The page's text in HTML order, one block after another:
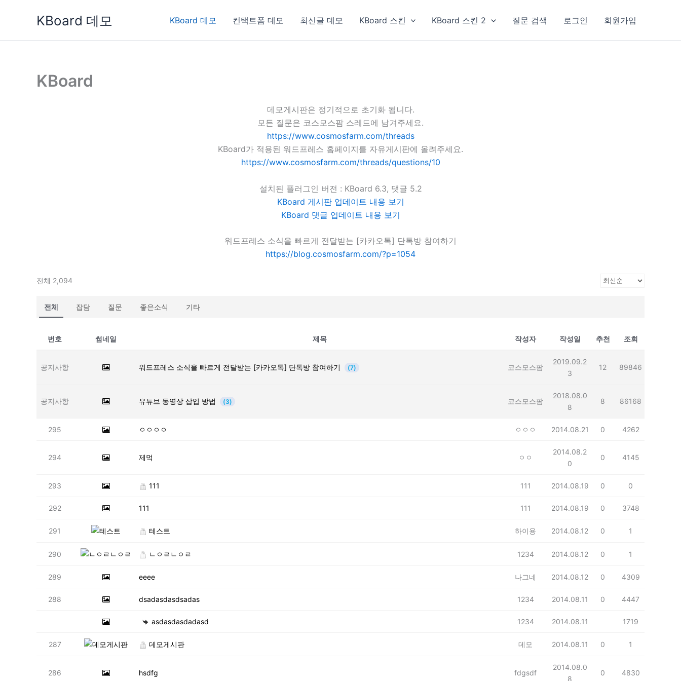
KBoard 데모 KBoard 데모 컨택트폼 데모 최신글 데모 KBoard 스킨 KBoard 스킨 2 질문 검색 로그인 회원가입
KBoard
데모게시판은 정기적으로 초기화 됩니다.
모든 질문은 코스모스팜 스레드에 남겨주세요.
https://www.cosmosfarm.com/threads
KBoard가 적용된 워드프레스 홈페이지를 자유게시판에 올려주세요.
https://www.cosmosfarm.com/threads/questions/10
설치된 플러그인 버전 : KBoard 6.3, 댓글 5.2
KBoard 게시판 업데이트 내용 보기
KBoard 댓글 업데이트 내용 보기
워드프레스 소식을 빠르게 전달받는 [카카오톡] 단톡방 참여하기
https://blog.cosmosfarm.com/?p=1054
전체 2,094
전체 잡담 질문 좋은소식 기타
번호 썸네일 제목 작성자 작성일 추천 조회
공지사항 워드프레스 소식을 빠르게 전달받는 [카카오톡] 단톡방 참여하기 (7) 코스모스팜
2019.09.2
3
12 89846
공지사항 유튜브 동영상 삽입 방법 (3) 코스모스팜
2018.08.0
8
8 86168
295 ㅇㅇㅇㅇ ㅇㅇㅇ 2014.08.21 0 4262
294 제먹 ㅇㅇ
2014.08.2
0
0 4145
293 111 111 2014.08.19 0 0
292 111 111 2014.08.19 0 3748
291 테스트 하이용 2014.08.12 0 1
290 ㄴㅇㄹㄴㅇㄹ 1234 2014.08.12 0 1
289 eeee 나그네 2014.08.12 0 4309
288 dsadasdasdsadas 1234 2014.08.11 0 4447
asdasdasdadasd 1234 2014.08.11 1719
287 데모게시판 데모 2014.08.11 0 1
286 hsdfg fdgsdf
2014.08.0
8
0 4830